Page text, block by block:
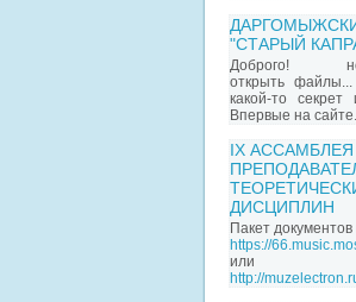
"СТАРЫЙ
Доброго!
открыть
какой-то секрет
Впервые на сайте.
IX АССАМБЛЕЯ
ДИСЦИПЛИН
Пакет
https://
или
http://